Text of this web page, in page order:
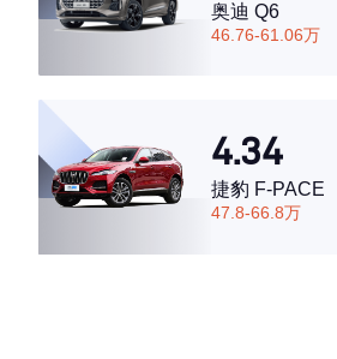
奥迪 Q6
46.76-61.06万
4.34
捷豹 F-PACE
47.8-66.8万